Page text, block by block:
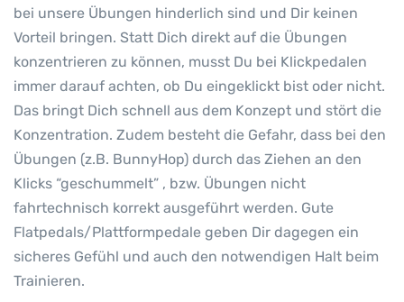
bei unsere Übungen hinderlich sind und Dir keinen
Vorteil bringen. Statt Dich direkt auf die Übungen
konzentrieren zu können, musst Du bei Klickpedalen
immer darauf achten, ob Du eingeklickt bist oder nicht.
Das bringt Dich schnell aus dem Konzept und stört die
Konzentration. Zudem besteht die Gefahr, dass bei den
Übungen (z.B. BunnyHop) durch das Ziehen an den
Klicks “geschummelt” , bzw. Übungen nicht
fahrtechnisch korrekt ausgeführt werden. Gute
Flatpedals/Plattformpedale geben Dir dagegen ein
sicheres Gefühl und auch den notwendigen Halt beim
Trainieren.